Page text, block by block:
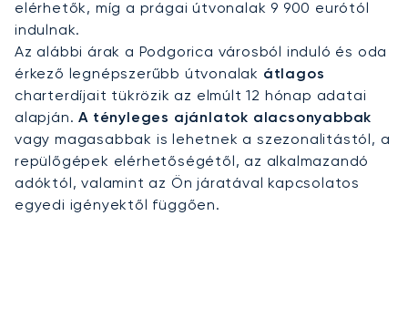
biztosítja, hogy a montenegrói fővárosba tartó
privát repülőútja teljes precizitással és
magabiztossággal legyen lebonyolítva.
elérhetők, míg a prágai útvonalak 9 900 eurótól
indulnak.
Az alábbi árak a Podgorica városból induló és oda
érkező legnépszerűbb útvonalak átlagos
charterdíjait tükrözik az elmúlt 12 hónap adatai
alapján.A tényleges ajánlatok alacsonyabbak
vagy magasabbak is lehetnek a szezonalitástól, a
repülőgépek elérhetőségétől, az alkalmazandó
adóktól, valamint az Ön járatával kapcsolatos
egyedi igényektől függően.